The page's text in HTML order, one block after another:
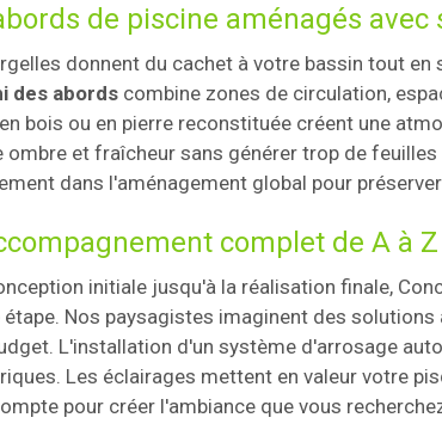
de piscine aménagés avec
donnent du cachet à votre bassin tout en
des abordscombine zones de circulation,
bois ou en pierre reconstituée créent une
ombre et fraîcheur sans générer trop de
dans l'aménagement global pour
complet de A à Z
initiale jusqu'à la réalisation finale,
étape. Nos paysagistes imaginent des
L'installation d'un système d'arrosage
Les éclairages mettent en valeur votre
pour créer l'ambiance que vous